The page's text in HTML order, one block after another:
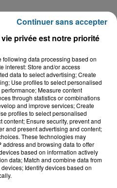
de plages
entrées pour Dennlys
privée est notre priorité
following data processing based on
interest: Store and/or access
data to select advertising; Create
Use profiles to select personalised
Measure content
through statistics or combinations
and improve services; Create
profiles to select personalised
content; Ensure security, prevent and
and present advertising and content;
These technologies may
and browsing data to offer
based on information actively
data; Match and combine data from
Identify devices based on
Continuer sans accepter